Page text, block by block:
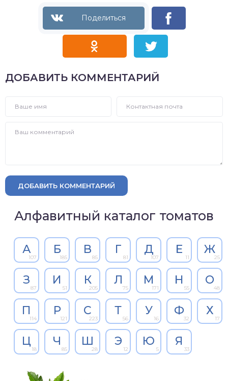
ДОБАВИТЬ КОММЕНТАРИЙ
ДОБАВИТЬ КОММЕНТАРИЙ
Алфавитный каталог томатов
А
107
Б
185
В
85
Г
81
Д
107
Е
11
Ж
25
З
87
И
51
К
205
Л
75
М
171
Н
55
О
48
П
114
Р
121
С
223
Т
56
У
16
Ф
32
Х
17
Ц
18
Ч
85
Ш
28
Э
12
Ю
5
Я
33